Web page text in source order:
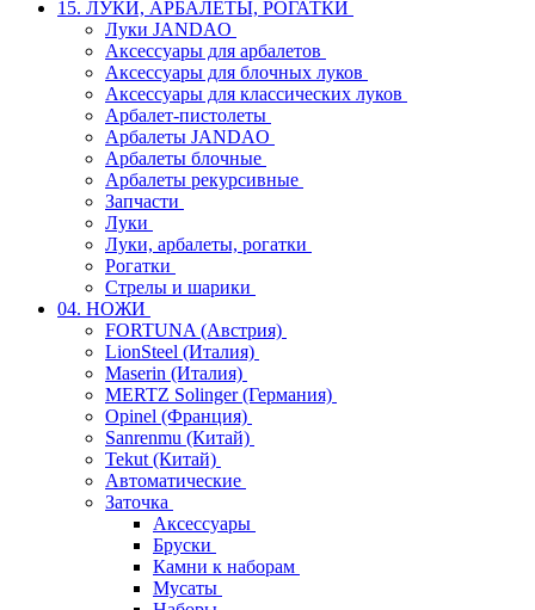
15. ЛУКИ, АРБАЛЕТЫ, РОГАТКИ
Луки JANDAO
Аксессуары для арбалетов
Аксессуары для блочных луков
Аксессуары для классических луков
Арбалет-пистолеты
Арбалеты JANDAO
Арбалеты блочные
Арбалеты рекурсивные
Запчасти
Луки
Луки, арбалеты, рогатки
Рогатки
Стрелы и шарики
04. НОЖИ
FORTUNA (Австрия)
LionSteel (Италия)
Maserin (Италия)
MERTZ Solinger (Германия)
Opinel (Франция)
Sanrenmu (Китай)
Tekut (Китай)
Автоматические
Заточка
Аксессуары
Бруски
Камни к наборам
Мусаты